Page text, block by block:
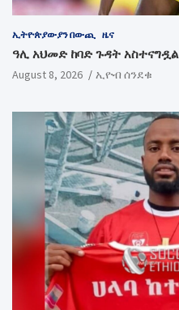
ኢትዮጵያውያን በውጪ ዜና
ዓሊ አህመድ ከባድ ጉዳት አስተናግዷል
August 8, 2026 ኢዮብ ሰንደቁ